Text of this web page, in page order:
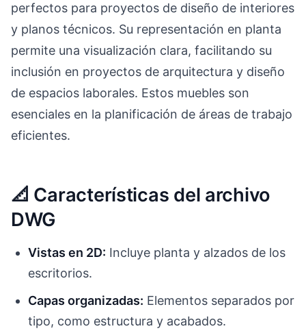
perfectos para proyectos de diseño de interiores
y planos técnicos. Su representación en planta
permite una visualización clara, facilitando su
inclusión en proyectos de arquitectura y diseño
de espacios laborales. Estos muebles son
esenciales en la planificación de áreas de trabajo
eficientes.
📐 Características del archivo
DWG
Vistas en 2D: Incluye planta y alzados de los
escritorios.
Capas organizadas: Elementos separados por
tipo, como estructura y acabados.